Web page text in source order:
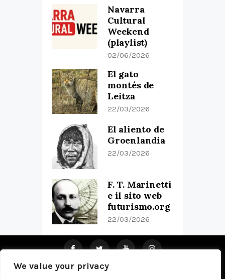
We value your privacy
Navarra
Cultural
Weekend
(playlist)
02/06/2026
El gato
montés de
Leitza
22/03/2026
El aliento de
Groenlandia
22/03/2026
F. T. Marinetti
e il sito web
futurismo.org
22/03/2026